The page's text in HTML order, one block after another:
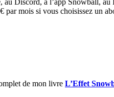
Discord, à l’app Snowball,
mois si vous choisissez un
de mon livre L’Effet